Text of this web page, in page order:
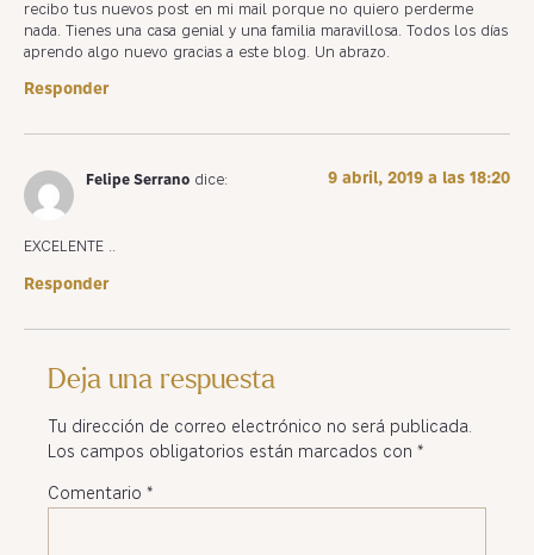
recibo tus nuevos post en mi mail porque no quiero perderme
nada. Tienes una casa genial y una familia maravillosa. Todos los días
aprendo algo nuevo gracias a este blog. Un abrazo.
Responder
Felipe Serrano dice: 9 abril, 2019 a las 18:20
EXCELENTE ..
Responder
Deja una respuesta
Tu dirección de correo electrónico no será publicada.
Los campos obligatorios están marcados con *
Comentario *